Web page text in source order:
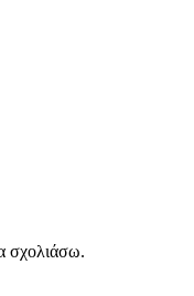
σχολιάσω.